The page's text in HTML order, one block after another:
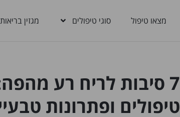
מצאו טיפול סוגי טיפולים מגזין בריאות
7 סיבות לריח רע
טיפולים ופתרונות